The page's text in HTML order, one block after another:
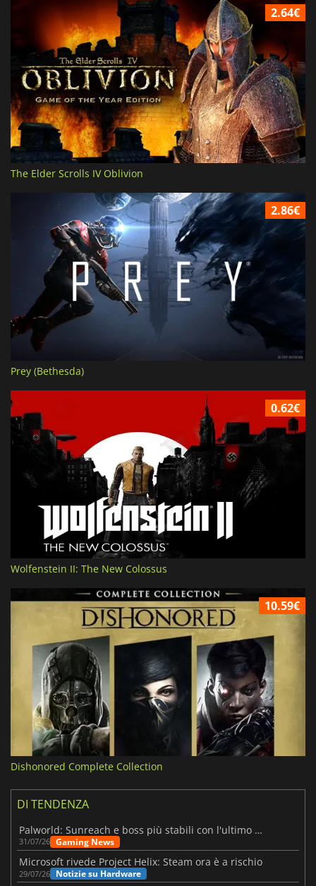
2.64€
The Elder Scrolls IV Oblivion
2.86€
Prey (Bethesda)
0.62€
Wolfenstein II: The New Colossus
10.59€
Dishonored Complete Collection
DI TENDENZA
Palworld: Sunreach e boss più stabili con l'ultimo update
31/07/26 Gaming News
Microsoft rivede Project Helix: Steam ora è a rischio
29/07/26 Notizie su Hardware